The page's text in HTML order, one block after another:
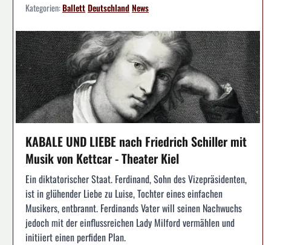
Kategorien:BallettDeutschlandNews
KABALE UND LIEBE nach Friedrich Schiller mit
Musik von Kettcar - Theater Kiel
Ein diktatorischer Staat. Ferdinand, Sohn des Vizepräsidenten,
ist in glühender Liebe zu Luise, Tochter eines einfachen
Musikers, entbrannt. Ferdinands Vater will seinen Nachwuchs
jedoch mit der einflussreichen Lady Milford vermählen und
initiiert einen perfiden Plan.